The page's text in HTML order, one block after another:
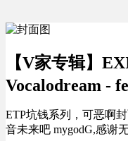
【V家专辑】
Vocalodream -
ETP坑钱系列，可恶啊
音未来吧 mygodG,感谢